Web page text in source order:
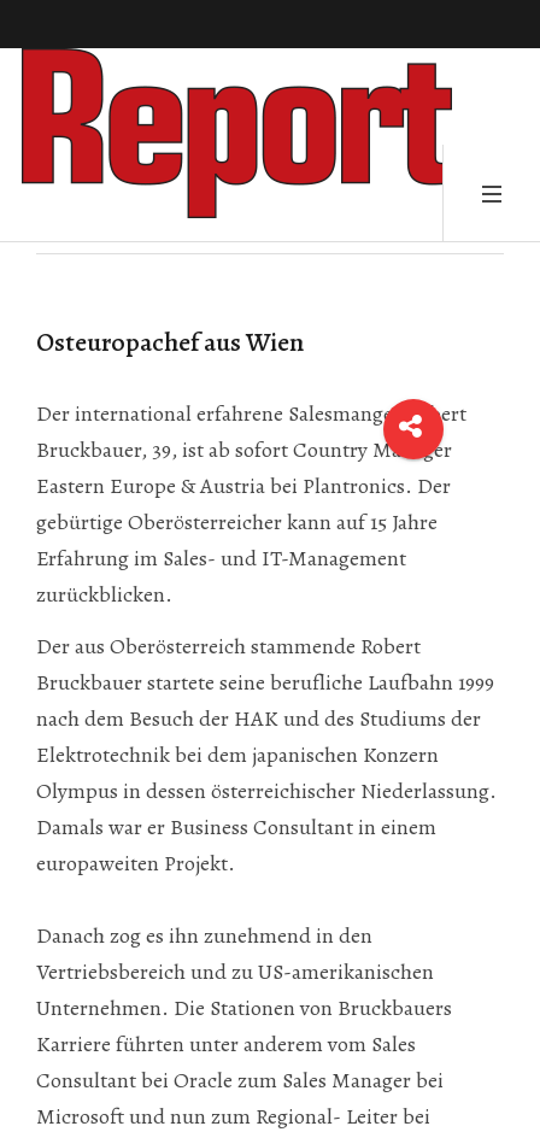
Osteuropachef aus Wien
Der international erfahrene Salesmanger Robert
Bruckbauer, 39, ist ab sofort Country Manager
Eastern Europe & Austria bei Plantronics. Der
gebürtige Oberösterreicher kann auf 15 Jahre
Erfahrung im Sales- und IT-Management
zurückblicken.
Der aus Oberösterreich stammende Robert
Bruckbauer startete seine berufliche Laufbahn 1999
nach dem Besuch der HAK und des Studiums der
Elektrotechnik bei dem japanischen Konzern
Olympus in dessen österreichischer Niederlassung.
Damals war er Business Consultant in einem
europaweiten Projekt.
Danach zog es ihn zunehmend in den
Vertriebsbereich und zu US-amerikanischen
Unternehmen. Die Stationen von Bruckbauers
Karriere führten unter anderem vom Sales
Consultant bei Oracle zum Sales Manager bei
Microsoft und nun zum Regional- Leiter bei